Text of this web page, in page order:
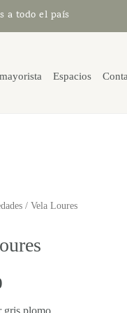
a todo el país
Espacios
/ Vela Loures
gris plomo